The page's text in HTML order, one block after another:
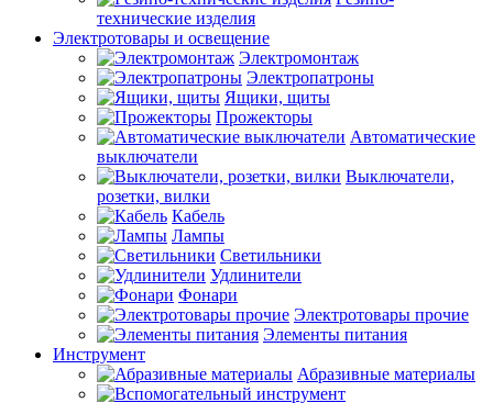
технические изделия
Электротовары и освещение
Электромонтаж
Электропатроны
Ящики, щиты
Прожекторы
Автоматические
выключатели
Выключатели,
розетки, вилки
Кабель
Лампы
Светильники
Удлинители
Фонари
Электротовары прочие
Элементы питания
Инструмент
Абразивные материалы